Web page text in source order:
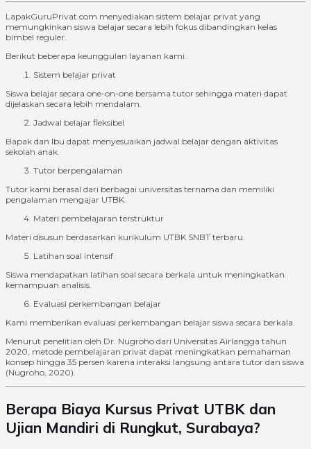
LapakGuruPrivat.com menyediakan sistem belajar privat yang
memungkinkan siswa belajar secara lebih fokus dibandingkan kelas
bimbel reguler.
Berikut beberapa keunggulan layanan kami.
Sistem belajar privat
Siswa belajar secara one-on-one bersama tutor sehingga materi dapat
dijelaskan secara lebih mendalam.
Jadwal belajar fleksibel
Bapak dan Ibu dapat menyesuaikan jadwal belajar dengan aktivitas
sekolah anak.
Tutor berpengalaman
Tutor kami berasal dari berbagai universitas ternama dan memiliki
pengalaman mengajar UTBK.
Materi pembelajaran terstruktur
Materi disusun berdasarkan kurikulum UTBK SNBT terbaru.
Latihan soal intensif
Siswa mendapatkan latihan soal secara berkala untuk meningkatkan
kemampuan analisis.
Evaluasi perkembangan belajar
Kami memberikan evaluasi perkembangan belajar siswa secara berkala.
Menurut penelitian oleh Dr. Nugroho dari Universitas Airlangga tahun
2020, metode pembelajaran privat dapat meningkatkan pemahaman
konsep hingga 35 persen karena interaksi langsung antara tutor dan siswa
(Nugroho, 2020).
Berapa Biaya Kursus Privat UTBK dan
Ujian Mandiri di Rungkut, Surabaya?